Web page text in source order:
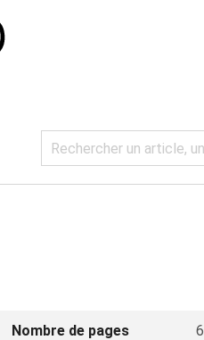
Nombre de pages 6